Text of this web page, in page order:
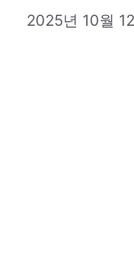
2025년 10월